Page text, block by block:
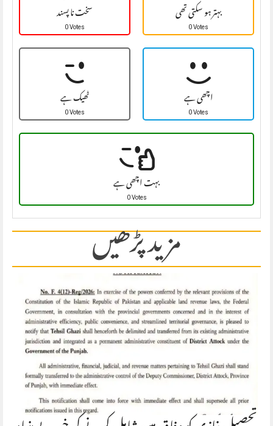
سخت نا پسند
0 Votes بہتر ہو سکتی تھی
0 Votes
ٹھیک ہے
0 Votes اچھی ہے
0 Votes
بہت اچھی ہے
0 Votes
مزید پڑھیں